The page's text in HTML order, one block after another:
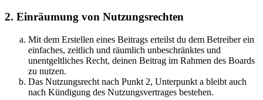
2. Einräumung von Nutzungsrechten
Mit dem Erstellen eines Beitrags erteilst du dem Betreiber ein
einfaches, zeitlich und räumlich unbeschränktes und
unentgeltliches Recht, deinen Beitrag im Rahmen des Boards
zu nutzen.
Das Nutzungsrecht nach Punkt 2, Unterpunkt a bleibt auch
nach Kündigung des Nutzungsvertrages bestehen.